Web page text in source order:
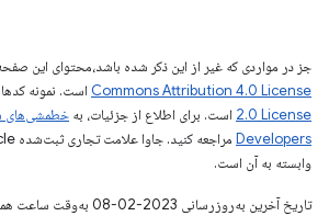
جز در مواردی که غیر از این ذکر شده باشد،‌محتوای این
Commons Attribution 4.0 License است. نمونه
2.0 License است. برای اطلاع از جزئیات، به
Developers‏
وابسته به آن است.
تاریخ آخرین به‌روزرسانی 2023-02-08 به‌وقت ساعت هماهنگ جهانی.